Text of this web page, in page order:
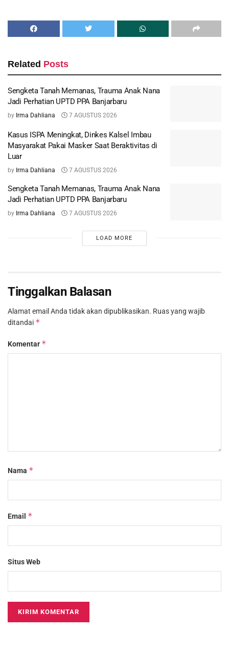
Related Posts
Sengketa Tanah Memanas, Trauma Anak Nana
Jadi Perhatian UPTD PPA Banjarbaru
by Irma Dahliana 7 AGUSTUS 2026
Kasus ISPA Meningkat, Dinkes Kalsel Imbau
Masyarakat Pakai Masker Saat Beraktivitas di
Luar
by Irma Dahliana 7 AGUSTUS 2026
Sengketa Tanah Memanas, Trauma Anak Nana
Jadi Perhatian UPTD PPA Banjarbaru
by Irma Dahliana 7 AGUSTUS 2026
LOAD MORE
Tinggalkan Balasan
Alamat email Anda tidak akan dipublikasikan. Ruas yang wajib
ditandai *
Komentar *
Nama *
Email *
Situs Web